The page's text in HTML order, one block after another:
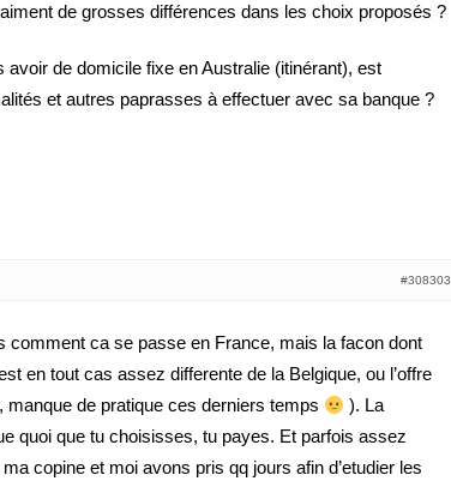
de grosses différences dans les choix proposés ?
avoir de domicile fixe en Australie (itinérant), est
et autres paprasses à effectuer avec sa banque ?
#308303
comment ca se passe en France, mais la facon dont
en tout cas assez differente de la Belgique, ou l’offre
manque de pratique ces derniers temps
). La
quoi que tu choisisses, tu payes. Et parfois assez
copine et moi avons pris qq jours afin d’etudier les